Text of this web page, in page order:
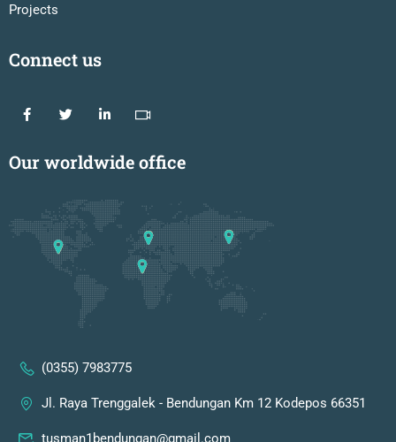
Projects
Connect us
Our worldwide office
(0355) 7983775
Jl. Raya Trenggalek - Bendungan Km 12 Kodepos 66351
tusman1bendungan@gmail.com